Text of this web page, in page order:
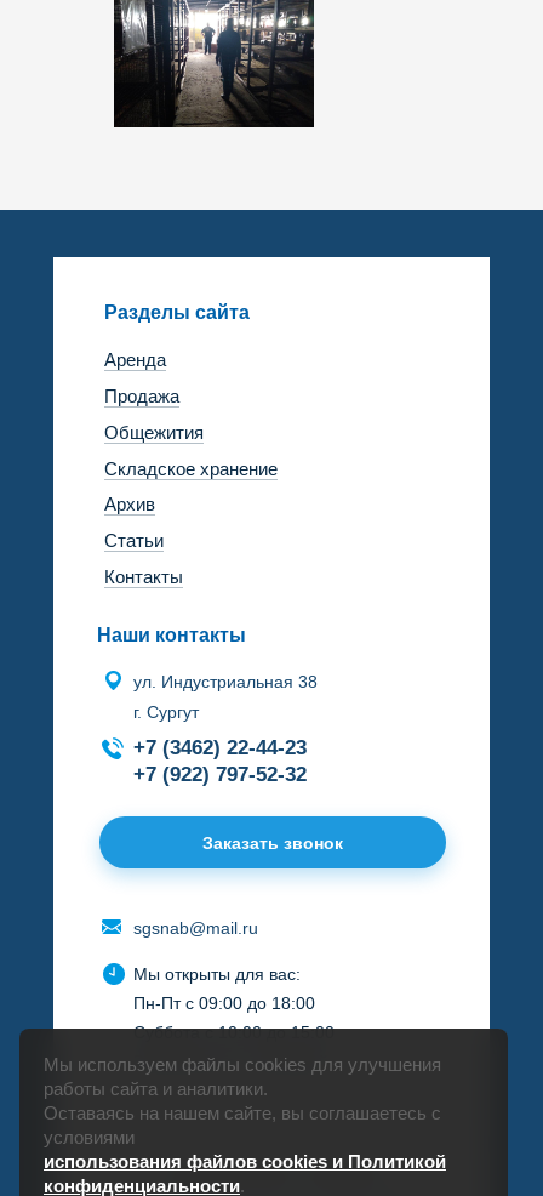
Разделы сайта
Аренда
Продажа
Общежития
Складское хранение
Архив
Статьи
Контакты
Наши контакты
ул. Индустриальная 38
г. Сургут
+7 (3462) 22-44-23
+7 (922) 797-52-32
Заказать звонок
sgsnab@mail.ru
Мы открыты для вас:
Пн-Пт с 09:00 до 18:00
Суббота с 10:00 до 15:00
Воскресенье - выходной
СПЕЦГЛАВСНАБ © 1998-2026
Мы используем файлы cookies для улучшения
работы сайта и аналитики.
Оставаясь на нашем сайте, вы соглашаетесь с
условиями
использования файлов cookies и Политикой
конфиденциальности.